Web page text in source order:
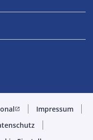
open_in_new
Impressum